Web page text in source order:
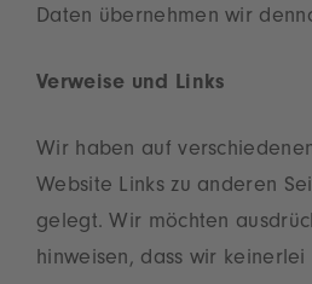
Daten übernehmen wir
Verweise und Links
Wir haben auf
Website Links zu anderen
gelegt. Wir möchten
hinweisen, dass wir keinerlei